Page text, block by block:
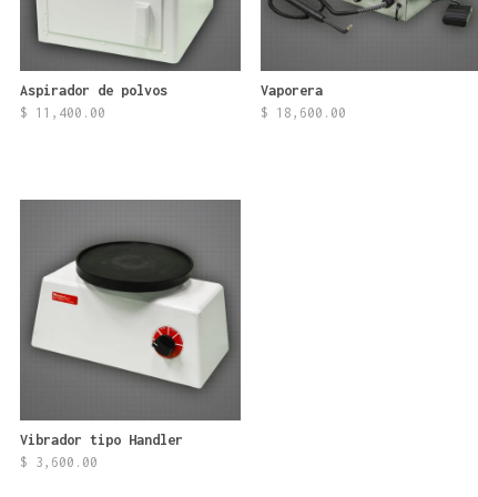
Aspirador de polvos
$ 11,400.00
Vaporera
$ 18,600.00
Vibrador tipo Handler
$ 3,600.00